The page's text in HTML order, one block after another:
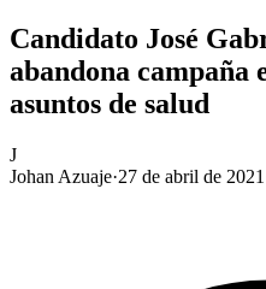
Candidato José
abandona campaña
asuntos de salud
J
Johan Azuaje·27 de abril de 2021